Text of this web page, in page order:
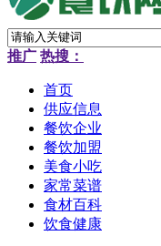
推广 热搜：
首页
供应信息
餐饮企业
餐饮加盟
美食小吃
家常菜谱
食材百科
饮食健康